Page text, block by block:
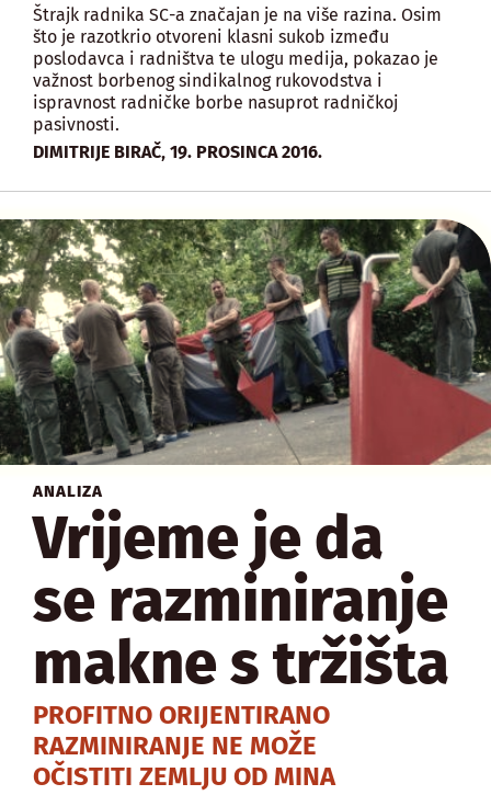
Štrajk radnika SC-a značajan je na više razina. Osim
što je razotkrio otvoreni klasni sukob između
poslodavca i radništva te ulogu medija, pokazao je
važnost borbenog sindikalnog rukovodstva i
ispravnost radničke borbe nasuprot radničkoj
pasivnosti.
DIMITRIJE BIRAČ, 19. PROSINCA 2016.
ANALIZA
Vrijeme je da
se razminiranje
makne s tržišta
PROFITNO ORIJENTIRANO
RAZMINIRANJE NE MOŽE
OČISTITI ZEMLJU OD MINA